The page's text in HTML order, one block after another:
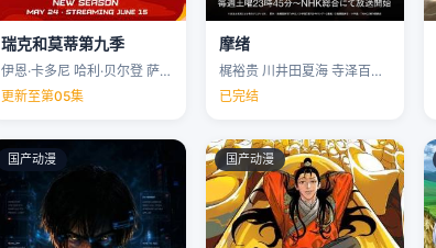
瑞克和莫蒂第九季
伊恩·卡多尼 哈利·贝尔登 萨拉·乔克 克里斯·帕内尔 …
更新至第05集
摩绪
梶裕贵 川井田夏海 寺泽百花 下野纮 …
已完结
国产动漫 国产动漫